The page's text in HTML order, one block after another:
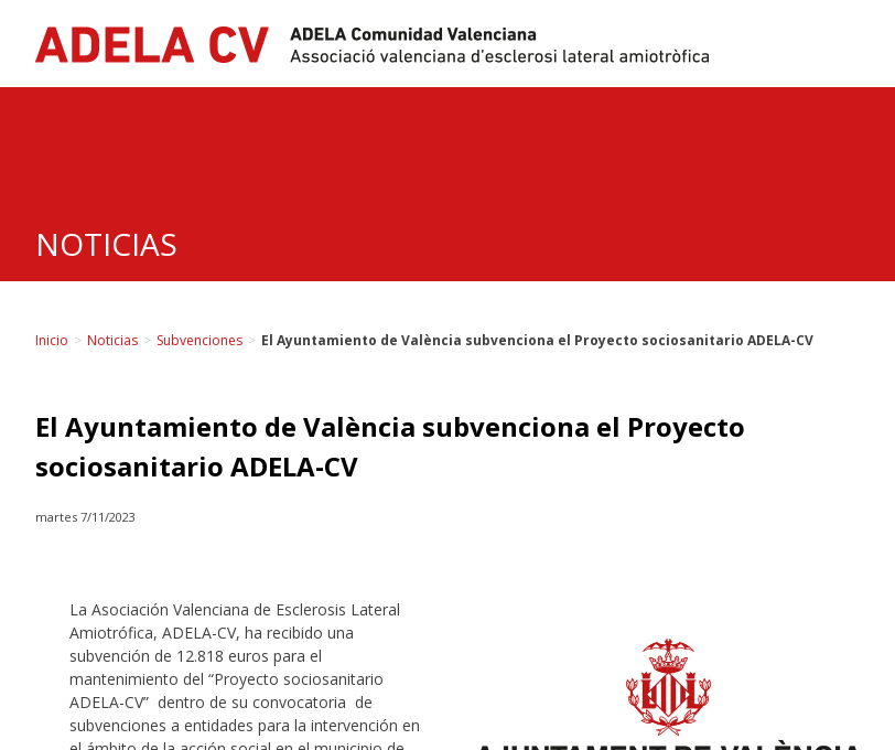
NOTICIAS
Inicio > Noticias > Subvenciones > El Ayuntamiento de València subvenciona el Proyecto sociosanitario ADELA-CV
El Ayuntamiento de València subvenciona el Proyecto
sociosanitario ADELA-CV
martes 7/11/2023
La Asociación Valenciana de Esclerosis Lateral
Amiotrófica, ADELA-CV, ha recibido una
subvención de 12.818 euros para el
mantenimiento del “Proyecto sociosanitario
ADELA-CV” dentro de su convocatoria de
subvenciones a entidades para la intervención en